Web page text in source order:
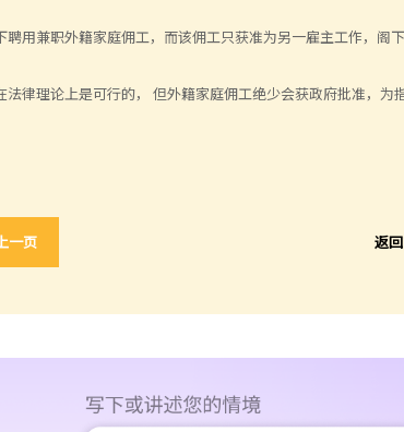
聘用兼职外籍家庭佣工，而该佣工只获准为另一雇主工作，阁
法律理论上是可行的， 但外籍家庭佣工绝少会获政府批准，为
一页 返